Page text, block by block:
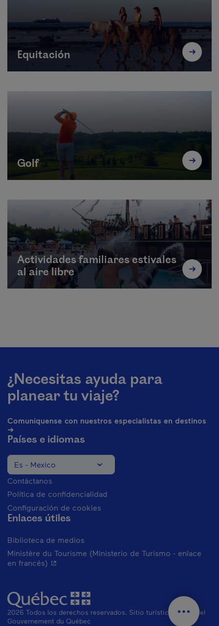
Equitación
Golf
Actividades familiares estivales
al aire libre
¿Necesitas ayuda para
planear tu viaje?
Comuníquense con nuestros especialistas en destinos
➔
Países e idiomas
Change el idioma del sitio web. El idioma actual es
Es - Mexico
1 877 266-5687
Contáctanos
Política de confidencialidad
Configuración de cookies
Enlaces útiles
Biblioteca de medios
Ministère du Tourisme (Ministerio de Turismo - enlace
en francés) - Este hipervínculo se abrirá en una nueva
2026 Todos los derechos reservados. Sitio turístico oficial del
Gouvernement du Québec